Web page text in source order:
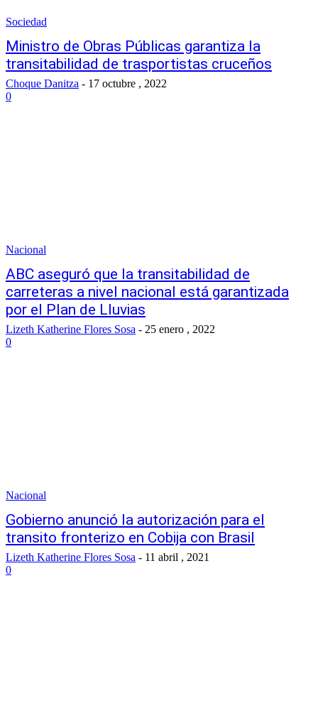
Sociedad
Ministro de Obras Públicas garantiza la
transitabilidad de trasportistas cruceños
Choque Danitza - 17 octubre , 2022
0
Nacional
ABC aseguró que la transitabilidad de
carreteras a nivel nacional está garantizada
por el Plan de Lluvias
Lizeth Katherine Flores Sosa - 25 enero , 2022
0
Nacional
Gobierno anunció la autorización para el
transito fronterizo en Cobija con Brasil
Lizeth Katherine Flores Sosa - 11 abril , 2021
0